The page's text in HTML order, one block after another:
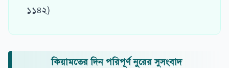
১১৪২)
কিয়ামতের দিন পরিপূর্ণ নুরের সুসংবাদ